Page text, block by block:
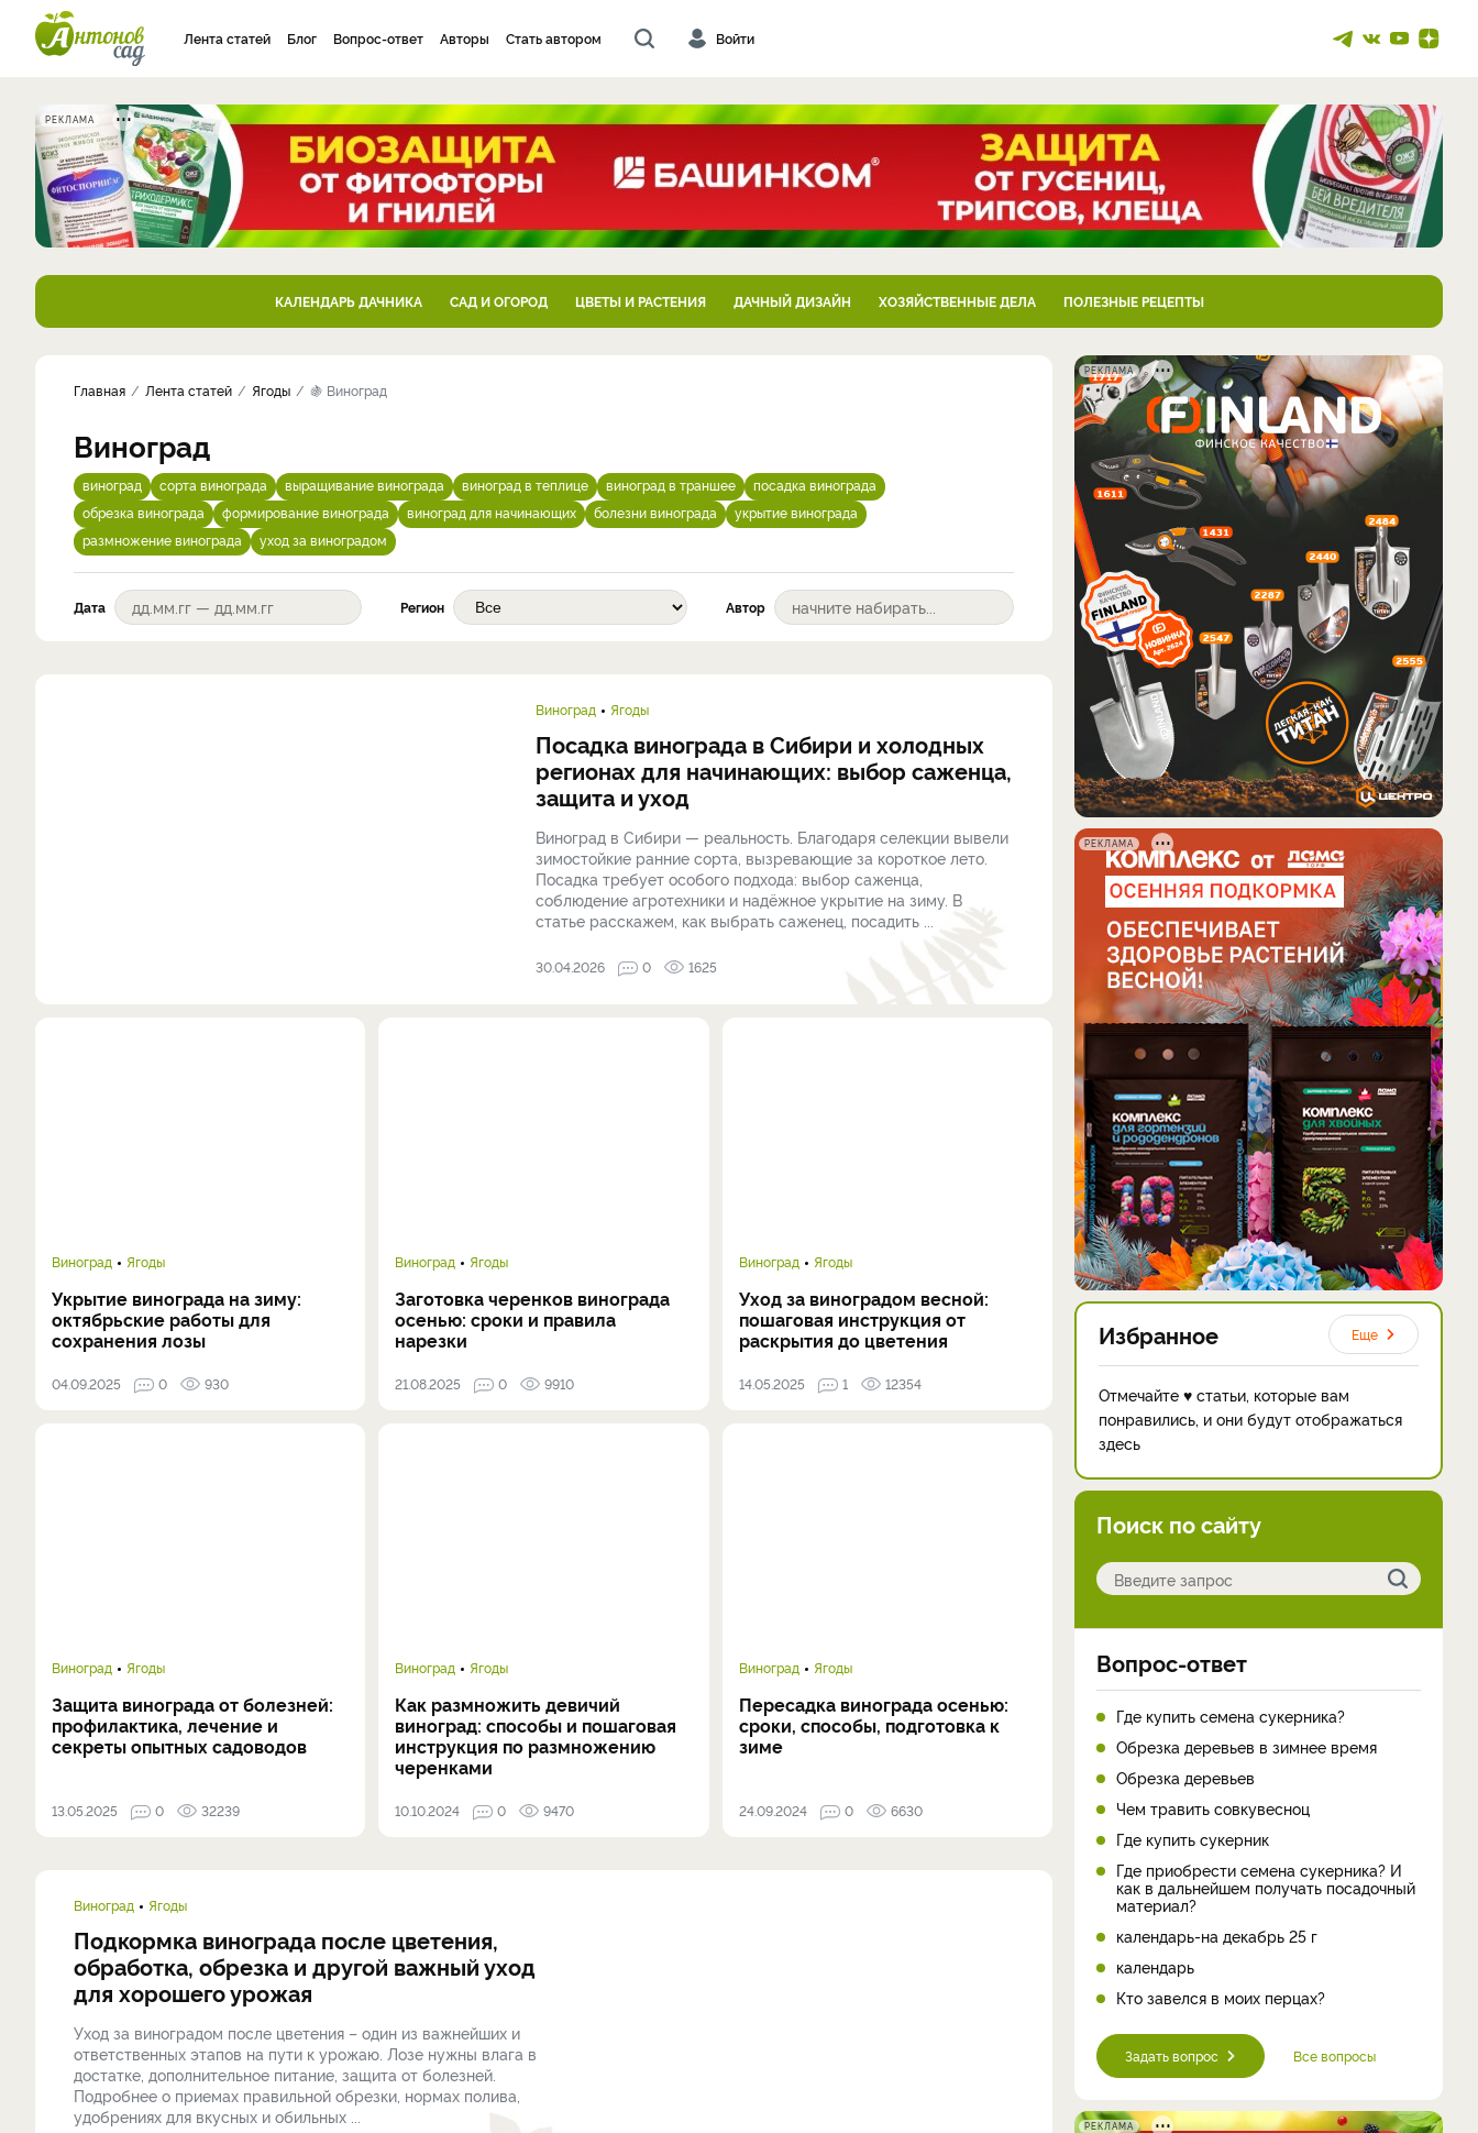
Лента статей Блог Вопрос-ответ Авторы Стать автором Войти
РЕКЛАМА
КАЛЕНДАРЬ ДАЧНИКА САД И ОГОРОД ЦВЕТЫ И РАСТЕНИЯ ДАЧНЫЙ ДИЗАЙН ХОЗЯЙСТВЕННЫЕ ДЕЛА ПОЛЕЗНЫЕ РЕЦЕПТЫ
Главная Лента статей Ягоды 🍇 Виноград
Виноград
виноград сорта винограда выращивание винограда виноград в теплице виноград в траншее
посадка винограда
обрезка винограда
формирование винограда виноград для начинающих болезни винограда
укрытие винограда
размножение винограда
уход за виноградом
Дата Регион Автор
Виноград Ягоды
Посадка винограда в Сибири и холодных
регионах для начинающих: выбор саженца,
защита и уход
Виноград в Сибири — реальность. Благодаря селекции вывели
зимостойкие ранние сорта, вызревающие за короткое лето.
Посадка требует особого подхода: выбор саженца,
соблюдение агротехники и надёжное укрытие на зиму. В
статье расскажем, как выбрать саженец, посадить ...
30.04.2026 0 1625
Виноград Ягоды
Укрытие винограда на зиму:
октябрьские работы для
сохранения лозы
04.09.2025 0 930
Виноград Ягоды
Заготовка черенков винограда
осенью: сроки и правила
нарезки
21.08.2025 0 9910
Виноград Ягоды
Уход за виноградом весной:
пошаговая инструкция от
раскрытия до цветения
14.05.2025 1 12354
Виноград Ягоды
Защита винограда от болезней:
профилактика, лечение и
секреты опытных садоводов
13.05.2025 0 32239
Виноград Ягоды
Как размножить девичий
виноград: способы и пошаговая
инструкция по размножению
черенками
10.10.2024 0 9470
Виноград Ягоды
Пересадка винограда осенью:
сроки, способы, подготовка к
зиме
24.09.2024 0 6630
Виноград Ягоды
Подкормка винограда после цветения,
обработка, обрезка и другой важный уход
для хорошего урожая
Уход за виноградом после цветения – один из важнейших и
ответственных этапов на пути к урожаю. Лозе нужны влага в
достатке, дополнительное питание, защита от болезней.
Подробнее о приемах правильной обрезки, нормах полива,
удобрениях для вкусных и обильных ...
РЕКЛАМА
РЕКЛАМА
Избранное Еще
Отмечайте ♥ статьи, которые вам
понравились, и они будут отображаться
здесь
Поиск по сайту
Вопрос-ответ
Где купить семена сукерника?
Обрезка деревьев в зимнее время
Обрезка деревьев
Чем травить совкувесноц
Где купить сукерник
Где приобрести семена сукерника? И
как в дальнейшем получать посадочный
материал?
календарь-на декабрь 25 г
календарь
Кто завелся в моих перцах?
Задать вопрос Все вопросы
РЕКЛАМА